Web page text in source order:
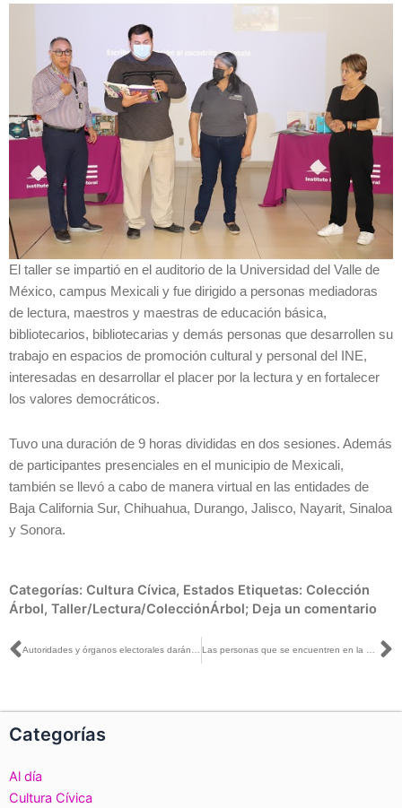
El taller se impartió en el auditorio de la Universidad del Valle de
México, campus Mexicali y fue dirigido a personas mediadoras
de lectura, maestros y maestras de educación básica,
bibliotecarios, bibliotecarias y demás personas que desarrollen su
trabajo en espacios de promoción cultural y personal del INE,
interesadas en desarrollar el placer por la lectura y en fortalecer
los valores democráticos.
Tuvo una duración de 9 horas divididas en dos sesiones. Además
de participantes presenciales en el municipio de Mexicali,
también se llevó a cabo de manera virtual en las entidades de
Baja California Sur, Chihuahua, Durango, Jalisco, Nayarit, Sinaloa
y Sonora.
Categorías: Cultura Cívica, Estados Etiquetas: Colección
Árbol, Taller/Lectura/ColecciónÁrbol; Deja un comentario
Ant Autoridades y órganos electorales darán seguimiento a los acuerdos de la Cumbre Global de la Democracia Electoral Las personas que se encuentren en la Lista Nominal y cuenten con su Credencial para Votar vigente podrán votar en las elecciones 2023 que se realizarán en Coahuila y el Edomex
Categorías
Al día
Cultura Cívica